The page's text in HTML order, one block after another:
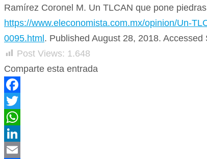
Ramírez Coronel M. Un TLCAN que pone
https://www.eleconomista.com.mx/opinion/Un-
0095.html. Published August 28, 2018. Accessed
Post Views: 1.648
Comparte esta entrada
Facebook
Twitter
WhatsApp
LinkedIn